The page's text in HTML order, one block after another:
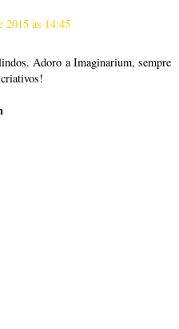
2015 às 14:45
Adoro a Imaginarium, sempre